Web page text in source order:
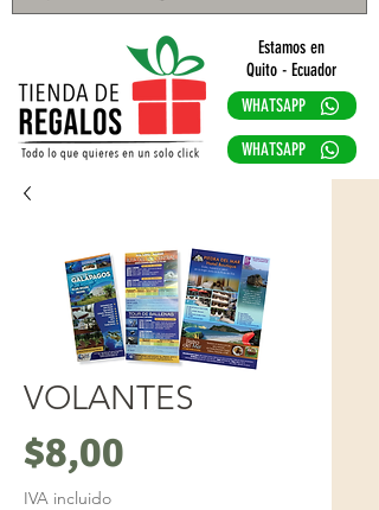
Estamos en
Quito - Ecuador
WHATSAPP
WHATSAPP
VOLANTES
$8,00
IVA incluido